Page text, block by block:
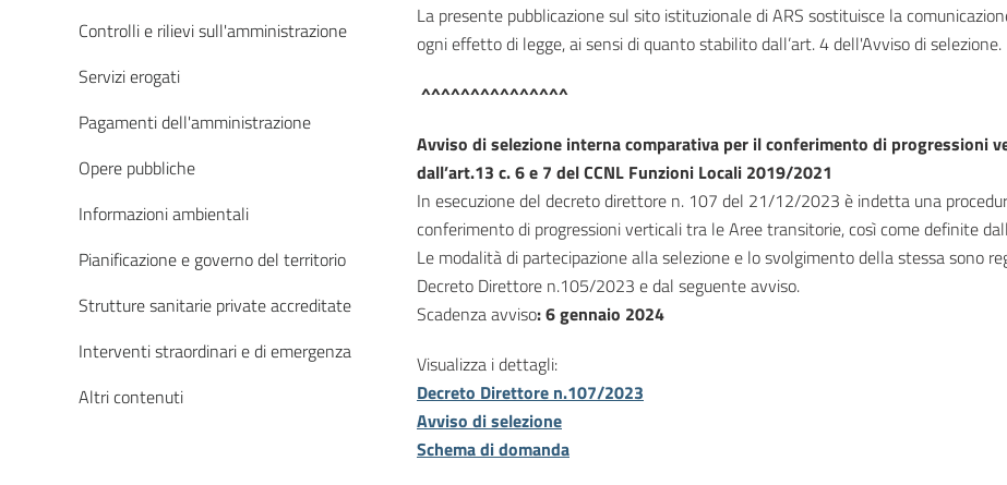
Controlli e rilievi sull'amministrazione
Servizi erogati
Pagamenti dell'amministrazione
Opere pubbliche
Informazioni ambientali
Pianificazione e governo del territorio
Strutture sanitarie private accreditate
Interventi straordinari e di emergenza
Altri contenuti
La presente pubblicazione sul sito istituzionale di ARS sostituisce la
ogni effetto di legge, ai sensi di quanto stabilito dall’art. 4 dell'Avviso di selezione.
^^^^^^^^^^^^^^^
Avviso di selezione interna comparativa per il conferimento di progressioni
dall’art.13 c. 6 e 7 del CCNL Funzioni Locali 2019/2021
In esecuzione del decreto direttore n. 107 del 21/12/2023 è indetta una
conferimento di progressioni verticali tra le Aree transitorie, così come definite
Le modalità di partecipazione alla selezione e lo svolgimento della stessa sono
Decreto Direttore n.105/2023 e dal seguente avviso.
Scadenza avviso:6 gennaio 2024
Visualizza i dettagli:
Decreto Direttore n.107/2023
Avviso di selezione
Schema di domanda